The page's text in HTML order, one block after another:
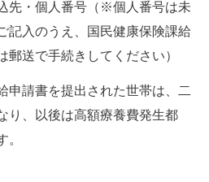
先・個人番号（※個人番号は未
記入のうえ、国民健康保険課給
送で手続きしてください）
申請書を提出された世帯は、二
り、以後は高額療養費発生都
。